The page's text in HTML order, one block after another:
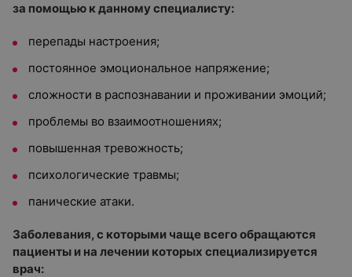
за помощью к данному специалисту:
перепады настроения;
постоянное эмоциональное напряжение;
сложности в распознавании и проживании эмоций;
проблемы во взаимоотношениях;
повышенная тревожность;
психологические травмы;
панические атаки.
Заболевания, с которыми чаще всего обращаются
пациенты и на лечении которых специализируется
врач: